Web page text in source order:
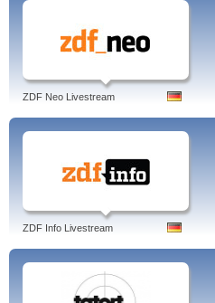
ZDF Neo Livestream
ZDF Info Livestream